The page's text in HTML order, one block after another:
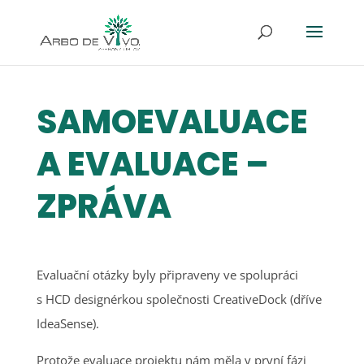
SAMOEVALUACE
A EVALUACE –
ZPRÁVA
Evaluační otázky byly připraveny ve spolupráci
s HCD designérkou společnosti CreativeDock (dříve
IdeaSense).
Protože evaluace projektu nám měla v první fázi